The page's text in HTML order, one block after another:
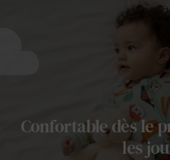
Confortable dès le
les